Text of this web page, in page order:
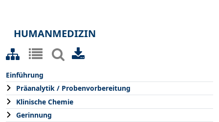
HUMANMEDIZIN
Einführung
Präanalytik / Probenvorbereitung
Klinische Chemie
Gerinnung